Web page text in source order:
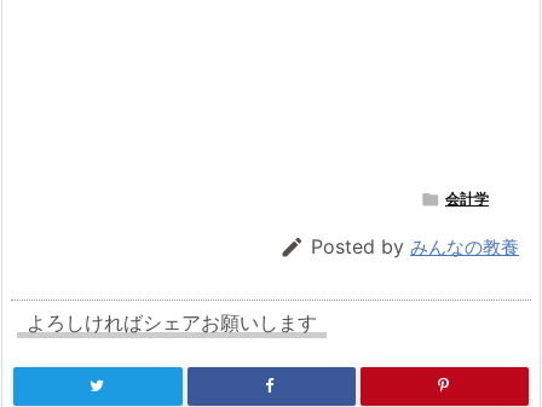
 会計学
 Posted by みんなの教養
よろしければシェアお願いします